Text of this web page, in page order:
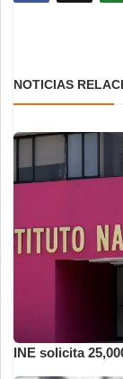
NOTICIAS
INE solicita